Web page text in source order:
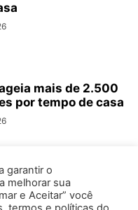
mais de 2.500
por tempo de casa
garantir o
melhorar sua
e Aceitar” você